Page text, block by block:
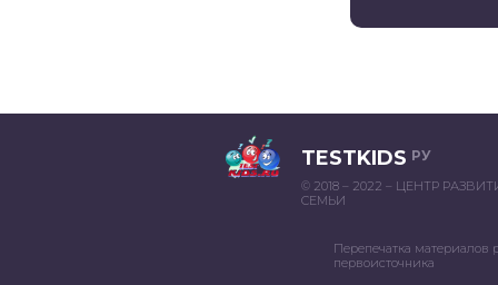
TESTKIDS РУ
© 2018 – 2022 – ЦЕНТР
СЕМЬИ
Перепечатка материалов
первоисточника